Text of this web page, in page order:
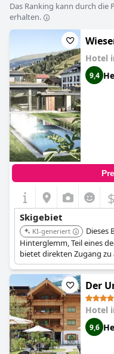
hallenbad, yoga hotels
Das Ranking kann durch die
erhalten.
Hotel
9,4
$
Skigebiet
KI-generiert
Dieses
Hinterglemm, Teil eines
bietet direkten Zugang zu
Fokus auf Luxus und
Skiurlaub.
Der
Hotel
9,6